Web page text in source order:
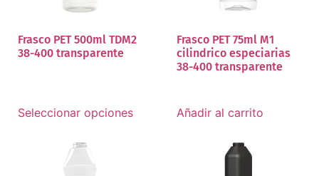
Frasco PET 500ml TDM2
38-400 transparente
Seleccionar opciones
Frasco PET 75ml M1
cilindrico especiarias
38-400 transparente
Añadir al carrito